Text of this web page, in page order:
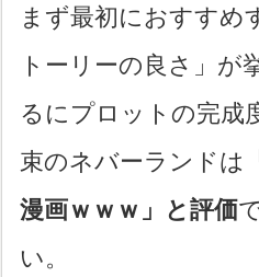
まず最初におすすめ
トーリーの良さ」が
るにプロットの完成
束のネバーランドは
漫画ｗｗｗ」と評価
い。